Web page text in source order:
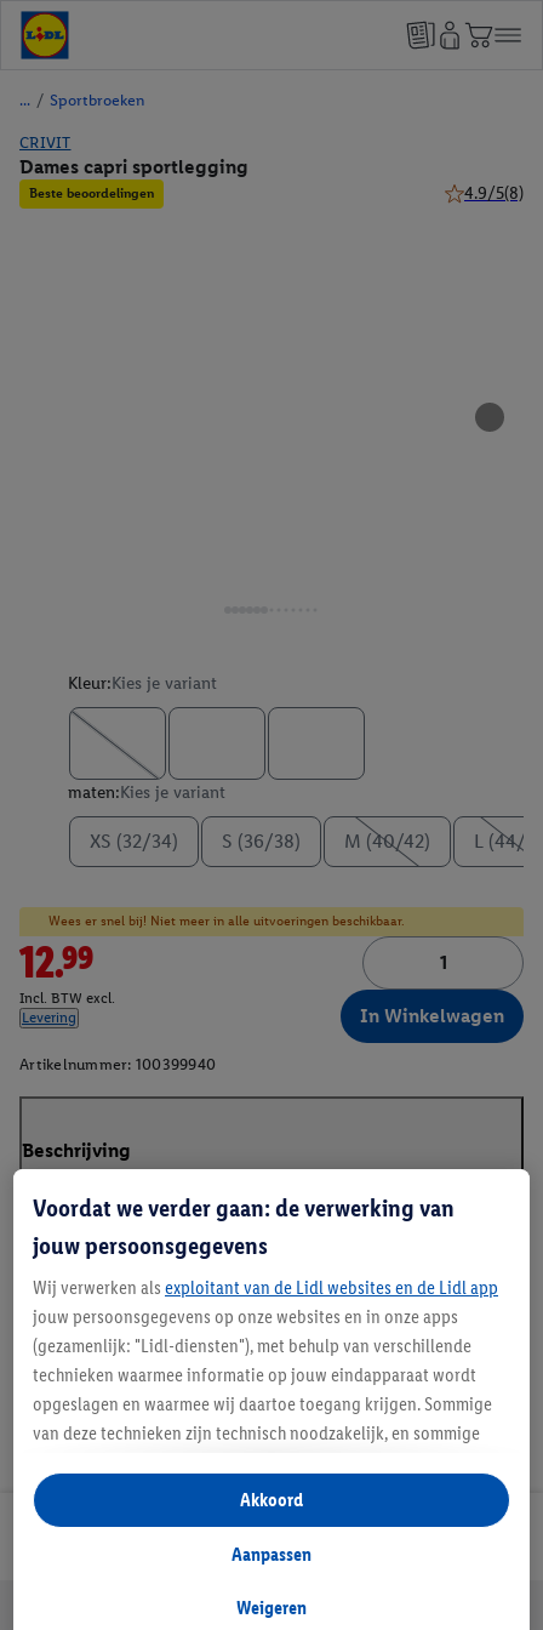
/ Sportbroeken
CRIVIT
Dames capri sportlegging
Beste beoordelingen 4.9/5(8)
Kleur:Kies je variant
maten:Kies je variant
XS (32/34) S (36/38) M (40/42) L (44/
Wees er snel bij! Niet meer in alle uitvoeringen beschikbaar.
12.99
Incl. BTW excl.
Levering
In Winkelwagen
Artikelnummer: 100399940
Beschrijving
*GRS - Global Recycled Standard
Jouw voordelen bij ons als Lidl webshop klant
Voordat we verder gaan: de verwerking van
jouw persoonsgegevens
Wij verwerken als exploitant van de Lidl websites en de Lidl app
jouw persoonsgegevens op onze websites en in onze apps
(gezamenlijk: "Lidl-diensten"), met behulp van verschillende
technieken waarmee informatie op jouw eindapparaat wordt
opgeslagen en waarmee wij daartoe toegang krijgen. Sommige
van deze technieken zijn technisch noodzakelijk, en sommige
opslaan van voorkeursinstellingen, het verzamelen en
analyseren van statistieken of voor het tonen van
gepersonaliseerde reclame binnen en buiten de Lidl-diensten.
gegevens over jouw aankoopgedrag in de winkel ook voor de
Weigeren
Aanpassen
Akkoord